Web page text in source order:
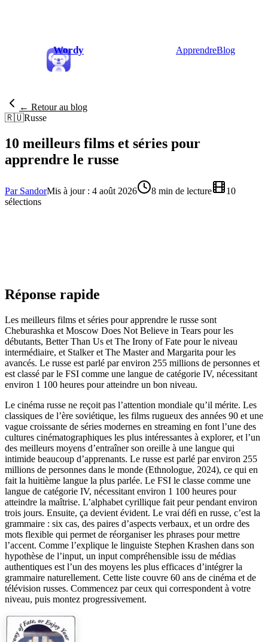
Wordy ApprendreBlog
← Retour au blog
🇷🇺Russe
10 meilleurs films et séries pour
apprendre le russe
Par SandorMis à jour : 4 août 2026 8 min de lecture
10
sélections
Réponse rapide
Les meilleurs films et séries pour apprendre le russe sont
Cheburashka et Moscow Does Not Believe in Tears pour les
débutants, Better Than Us et The Irony of Fate pour le niveau
intermédiaire, et Stalker et The Master and Margarita pour les
avancés. Le russe est parlé par environ 255 millions de personnes et
est classé par le FSI comme une langue de catégorie IV, nécessitant
environ 1 100 heures pour atteindre un bon niveau.
Le cinéma russe ne reçoit pas l’attention mondiale qu’il mérite. Les
classiques de l’ère soviétique, les films rugueux des années 90 et une
vague croissante de séries modernes en streaming en font l’une des
cultures cinématographiques les plus intéressantes à explorer, et l’un
des meilleurs moyens d’entraîner son oreille à une langue qui
intimide beaucoup d’apprenants. Le russe est parlé par environ 255
millions de personnes dans le monde (Ethnologue, 2024), ce qui en
fait la huitième langue la plus parlée. Le FSI le classe comme une
langue de catégorie IV, nécessitant environ 1 100 heures pour
atteindre la maîtrise. L’alphabet cyrillique fait peur pendant environ
trois jours. Ensuite, ça devient évident. Le vrai défi en russe, c’est la
grammaire : six cas, des paires d’aspects verbaux, et un ordre des
mots flexible qui permet de réorganiser les phrases pour mettre
l’accent. Comme l’explique le linguiste Stephen Krashen dans son
hypothèse de l’input, un input compréhensible issu de médias
authentiques est l’un des moyens les plus efficaces d’intégrer la
grammaire naturellement. Cette liste couvre 60 ans de cinéma et de
télévision russes. Commencez par ceux qui correspondent à votre
niveau, puis montez progressivement.